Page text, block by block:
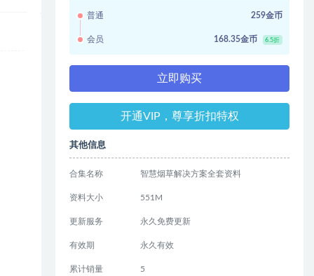
普通 259金币
会员 168.35金币 6.5折
立即购买
开通VIP，尊享折扣特权
其他信息
合集名称 智慧烟草解决方案全套资料
资料大小 551M
更新服务 永久免费更新
有效期 永久有效
累计销量 5